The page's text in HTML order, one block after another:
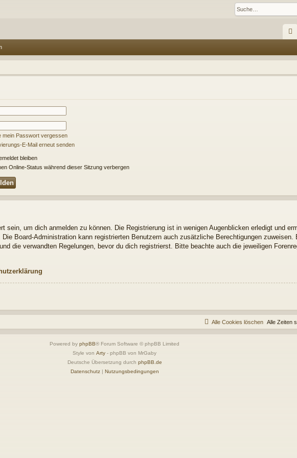
Q
mein Passwort vergessen
E-Mail erneut senden
bleiben
Online-Status während dieser Sitzung verbergen
sein, um dich anmelden zu können. Die Registrierung ist in wenigen Augenblicken erledigt und
Board-Administration kann registrierten Benutzern auch zusätzliche Berechtigungen zuweisen.
die verwandten Regelungen, bevor du dich registrierst. Bitte beachte auch die jeweiligen
Alle Zeiten
Alle Cookies löschen
Powered by phpBB® Forum Software © phpBB Limited
Style von Arty - phpBB von MrGaby
Deutsche Übersetzung durch phpBB.de
Datenschutz| Nutzungsbedingungen